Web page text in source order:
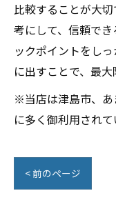
比較することが大
考にして、信頼で
ックポイントをし
に出すことで、最大
※当店は津島市、あ
に多く御利用されて
< 前のページ